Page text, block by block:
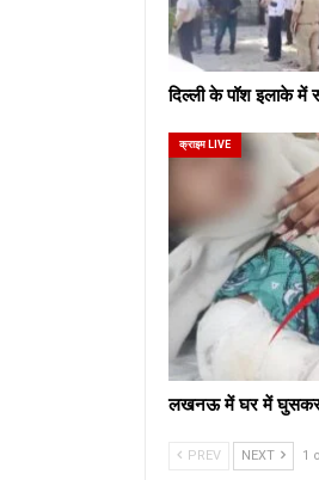
दिल्ली के पॉश इलाके
क्राइम LIVE
लखनऊ में घर में घुसकर
PREV NEXT 1